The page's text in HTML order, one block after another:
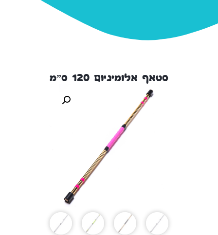
סטאף אלומיניום 120 ס”מ